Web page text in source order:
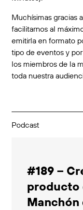
Muchísimas gracias
facilitarnos al
emitirla en formato
tipo de eventos y
los miembros de la
toda nuestra
Podcast
#189 –
producto